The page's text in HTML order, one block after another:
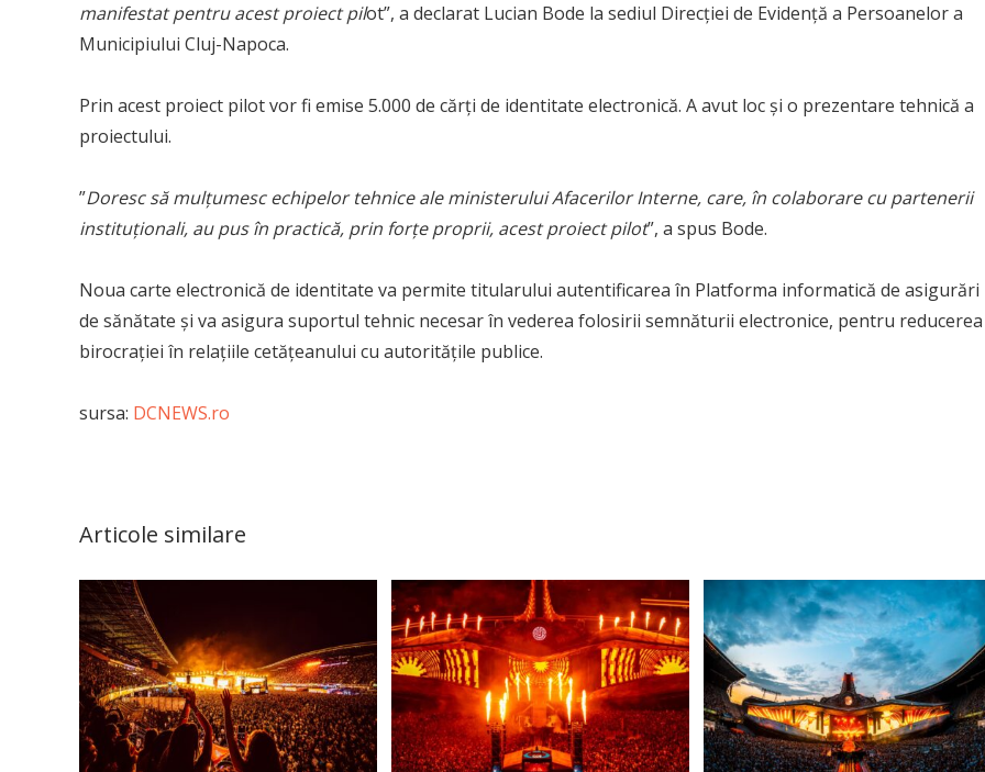
manifestat pentru acest proiect pilot”, a declarat Lucian Bode la sediul Direcţiei de Evidenţă a Persoanelor a
Municipiului Cluj-Napoca.
Prin acest proiect pilot vor fi emise 5.000 de cărţi de identitate electronică. A avut loc şi o prezentare tehnică a
proiectului.
”Doresc să mulţumesc echipelor tehnice ale ministerului Afacerilor Interne, care, în colaborare cu partenerii
instituţionali, au pus în practică, prin forţe proprii, acest proiect pilot”, a spus Bode.
Noua carte electronică de identitate va permite titularului autentificarea în Platforma informatică de asigurări
de sănătate și va asigura suportul tehnic necesar în vederea folosirii semnăturii electronice, pentru reducerea
birocraţiei în relaţiile cetăţeanului cu autorităţile publice.
sursa: DCNEWS.ro
Articole similare